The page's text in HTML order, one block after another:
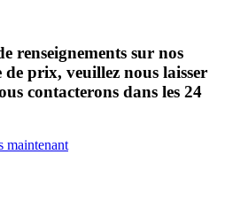
renseignements sur nos
prix, veuillez nous laisser
contacterons dans les 24
maintenant